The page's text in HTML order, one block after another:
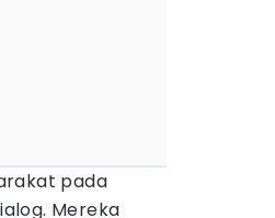
pada
Mereka